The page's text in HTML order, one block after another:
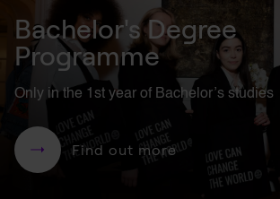
Bachelor's Degree
Programme
Only in the 1st year of Bachelor’s studies
Find out more